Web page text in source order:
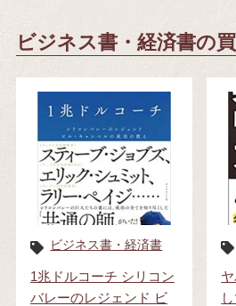
ビジネス書・経済書の
ビジネス書・経済書
1兆ドルコーチ シリコン
バレーのレジェンド ビ